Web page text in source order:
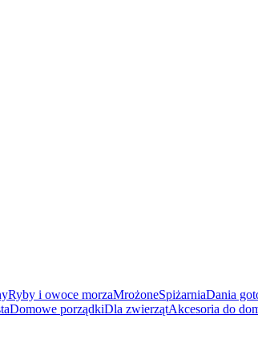
Ryby i owoce morzaMrożoneSpiżarniaDania
Domowe porządkiDla zwierzątAkcesoria do